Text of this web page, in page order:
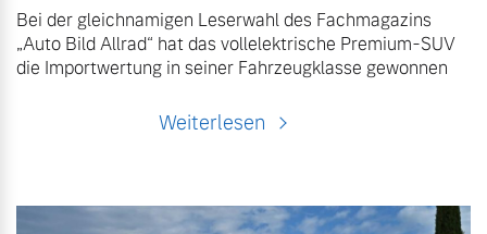
Bei der gleichnamigen Leserwahl des Fachmagazins
„Auto Bild Allrad“ hat das vollelektrische Premium-SUV
die Importwertung in seiner Fahrzeugklasse gewonnen
Weiterlesen